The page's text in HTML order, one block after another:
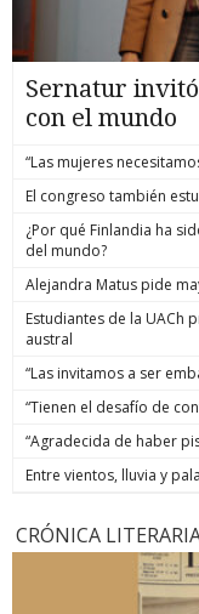
Sernatur
con el mundo
“Las mujeres
El congreso también
¿Por qué Finlandia ha
del mundo?
Alejandra Matus pide
Estudiantes de la UACh
austral
“Las invitamos a ser
“Tienen el desafío de
“Agradecida de haber
Entre vientos, lluvia y
CRÓNICA